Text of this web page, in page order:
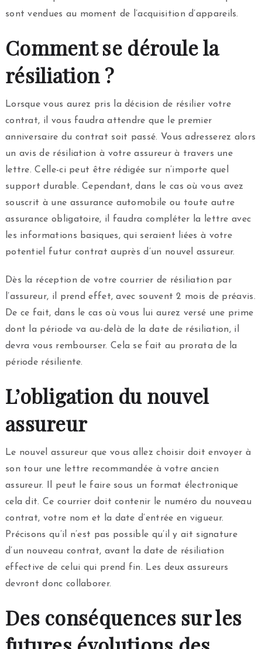
sont vendues au moment de l’acquisition d’appareils.
Comment se déroule la
résiliation ?
Lorsque vous aurez pris la décision de résilier votre
contrat, il vous faudra attendre que le premier
anniversaire du contrat soit passé. Vous adresserez alors
un avis de résiliation à votre assureur à travers une
lettre. Celle-ci peut être rédigée sur n’importe quel
support durable. Cependant, dans le cas où vous avez
souscrit à une assurance automobile ou toute autre
assurance obligatoire, il faudra compléter la lettre avec
les informations basiques, qui seraient liées à votre
potentiel futur contrat auprès d’un nouvel assureur.
Dès la réception de votre courrier de résiliation par
l’assureur, il prend effet, avec souvent 2 mois de préavis.
De ce fait, dans le cas où vous lui aurez versé une prime
dont la période va au-delà de la date de résiliation, il
devra vous rembourser. Cela se fait au prorata de la
période résiliente.
L’obligation du nouvel
assureur
Le nouvel assureur que vous allez choisir doit envoyer à
son tour une lettre recommandée à votre ancien
assureur. Il peut le faire sous un format électronique
cela dit. Ce courrier doit contenir le numéro du nouveau
contrat, votre nom et la date d’entrée en vigueur.
Précisons qu’il n’est pas possible qu’il y ait signature
d’un nouveau contrat, avant la date de résiliation
effective de celui qui prend fin. Les deux assureurs
devront donc collaborer.
Des conséquences sur les